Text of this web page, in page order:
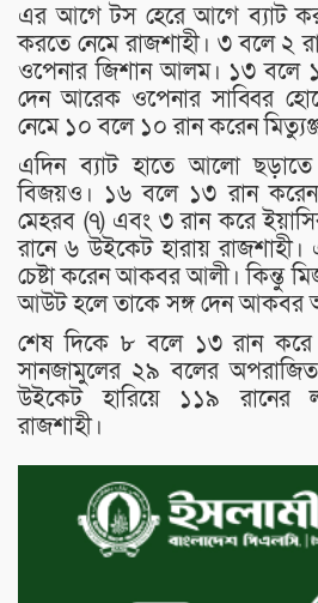
এর আগে টস হেরে আগে ব্যাট
করতে নেমে রাজশাহী। ৩ বলে ২
ওপেনার জিশান আলম। ১৩ বলে
দেন আরেক ওপেনার সাব্বির
নেমে ১০ বলে ১০ রান করেন
এদিন ব্যাট হাতে আলো
বিজয়ও। ১৬ বলে ১৩ রান
মেহরব (৭) এবং ৩ রান করে
রানে ৬ উইকেট হারায়
চেষ্টা করেন আকবর আলী। কিন্তু
আউট হলে তাকে সঙ্গ দেন আকবর
শেষ দিকে ৮ বলে ১৩ রান
সানজামুলের ২৯ বলের
উইকেট হারিয়ে ১১৯ রানের
রাজশাহী।